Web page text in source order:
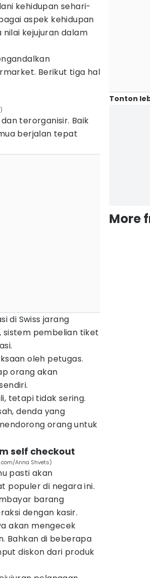
kehidupan sehari-
aspek kehidupan
kejujuran dalam
Berikut tiga hal
terorganisir. Baik
berjalan tepat
di Swiss jarang
sistem pembelian tiket
oleh petugas.
orang akan
tetapi tidak sering.
denda yang
orang untuk
self checkout
Anna Shvets)
pasti akan
populer di negara ini.
barang
dengan kasir.
akan mengecek
Bahkan di beberapa
diskon dari produk
Tonton
More